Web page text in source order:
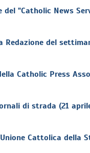
"Catholic News
Redazione del
Catholic Press
di strada (21
Cattolica della